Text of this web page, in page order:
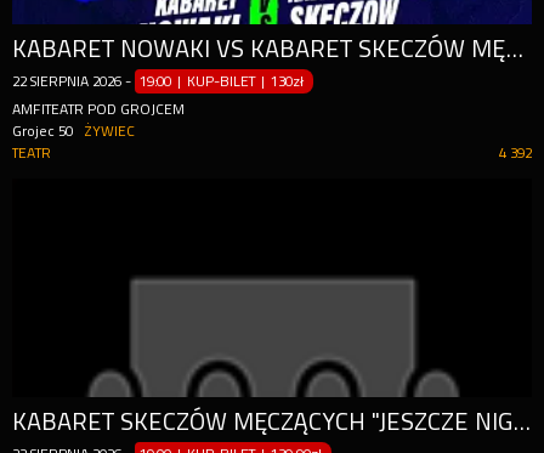
KABARET NOWAKI VS KABARET SKECZÓW MĘCZĄCYCH
22 SIERPNIA 2026 - 19:00 | KUP-BILET |130zł
AMFITEATR POD GROJCEM
Grojec 50
ŻYWIEC
4 392
TEATR
KABARET SKECZÓW MĘCZĄCYCH "JESZCZE NIGDY NIE BYŁO TAK DOBRZE - 20-LECIE KABARETU"